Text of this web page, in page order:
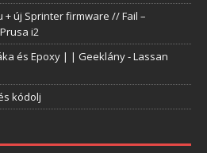
+ új Sprinter firmware // Fail –
i2
és Epoxy | | Geeklány-Lassan
kódolj